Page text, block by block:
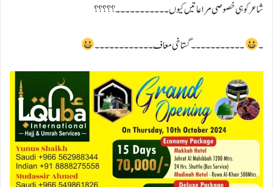
شاعر کو ہی خصوصی مراعاتیں کیوں ۔۔۔۔۔۔۔۔۔۔۔؟؟؟؟؟
۔ ۔۔۔۔۔۔۔۔۔۔۔گستاخی معاف۔۔۔۔۔۔۔۔۔۔۔۔